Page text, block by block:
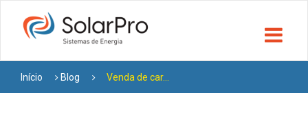
Início Blog Venda de car...